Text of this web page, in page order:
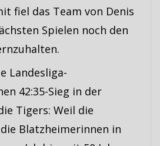
fiel das Team von Denis
Spielen noch den
Landesliga-
42:35-Sieg in der
Tigers: Weil die
Blatzheimerinnen in